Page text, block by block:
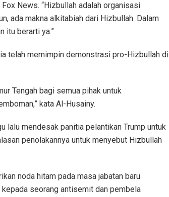
News. “Hizbullah adalah organisasi
ada makna alkitabiah dari Hizbullah. Dalam
itu berarti ya.”
telah memimpin demonstrasi pro-Hizbullah di
Tengah bagi semua pihak untuk
kata Al-Husainy.
lalu mendesak panitia pelantikan Trump untuk
penolakannya untuk menyebut Hizbullah
noda hitam pada masa jabatan baru
seorang antisemit dan pembela